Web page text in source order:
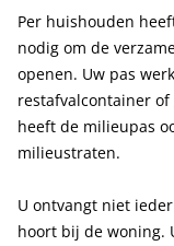
Per huishouden
nodig om de
openen. Uw pas
restafvalcontainer
heeft de milieupas
milieustraten.
U ontvangt niet
hoort bij de woning.